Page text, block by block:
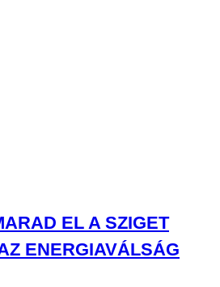
EL A SZIGET
ENERGIAVÁLSÁG